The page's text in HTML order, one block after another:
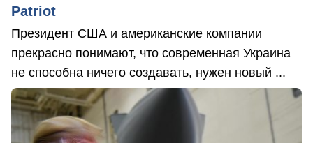
Patriot
Президент США и американские компании
прекрасно понимают, что современная Украина
не способна ничего создавать, нужен новый ...